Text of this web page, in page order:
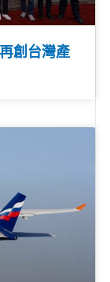
創台灣產